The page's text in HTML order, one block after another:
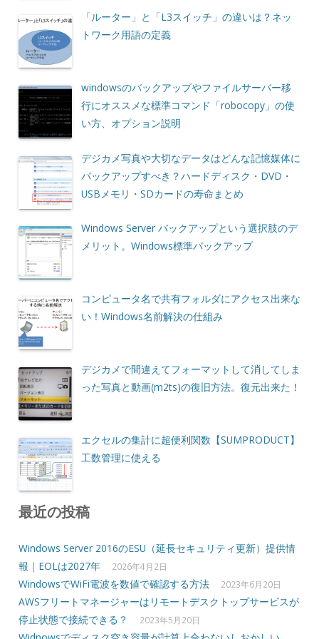
「ルーター」と「L3スイッチ」の違いは？ネッ
トワーク用語の定義
windowsのバックアップやファイルサーバー移
行にオススメな標準コマンド「robocopy」の使
い方、オプション説明
デジカメ写真や大切なデータはどんな記憶媒体に
バックアップすべき？ハードディスク・DVD・
USBメモリ・SDカードの寿命まとめ
Windows Server バックアップという選択肢のデ
メリット。Windows標準バックアップ
コンピュータ名で共有フォルダにアクセス出来な
い！Windows名前解決の仕組み
デジカメで間違えてフォーマットして消してしま
った写真と動画(m2ts)の復旧方法。復元出来た！
エクセルの集計に超便利関数【SUMPRODUCT】
工数管理に使える
最近の投稿
Windows Server 2016のESU（延長セキュリティ更新）提供情
報｜EOLは2027年
2026年4月2日
WindowsでWiFi電波を数値で確認する方法 2023年6月20日
AWSフリートマネージャーはリモートデスクトップサービスが
停止状態で接続できる？
2023年5月20日